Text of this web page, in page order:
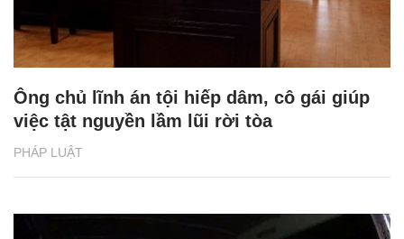
PHÁP LUẬT
Ông chủ lĩnh án tội hiếp dâm, cô gái giúp
việc tật nguyền lầm lũi rời tòa